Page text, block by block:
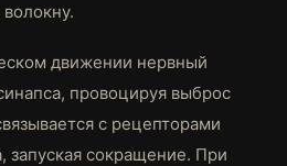
движении нервный
провоцируя выброс
с рецепторами
запуская сокращение. При